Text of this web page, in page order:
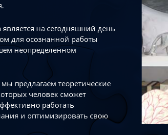
на сегодняшний день
для осознанной работы
неопределенном
предлагаем теоретические
человек сможет
работать
и оптимизировать свою